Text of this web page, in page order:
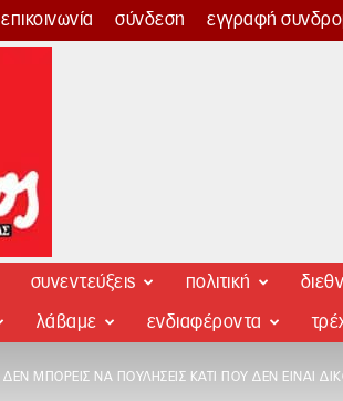
επικοινωνία σύνδεση εγγραφή
συνεντεύξεις πολιτική
λάβαμε ενδιαφέροντα
ΔΕΝ ΜΠΟΡΕΊΣ ΝΑ ΠΟΥΛΉΣΕΙΣ ΚΆΤΙ ΠΟΥ ΔΕΝ ΕΊΝΑΙ